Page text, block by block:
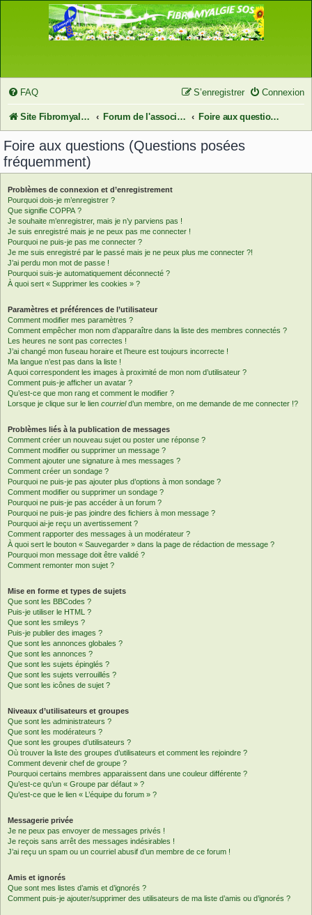
FAQ Connexion
S’enregistrer
Site FibromyalgieSOS Forum de l'association FibromyalgieSOS Foire aux questions (Questions posées fréquemment)
Foire aux questions (Questions posées
fréquemment)
Problèmes de connexion et d’enregistrement
Pourquoi dois-je m’enregistrer ?
Que signifie COPPA ?
Je souhaite m’enregistrer, mais je n’y parviens pas !
Je suis enregistré mais je ne peux pas me connecter !
Pourquoi ne puis-je pas me connecter ?
Je me suis enregistré par le passé mais je ne peux plus me connecter ?!
J’ai perdu mon mot de passe !
Pourquoi suis-je automatiquement déconnecté ?
À quoi sert « Supprimer les cookies » ?
Paramètres et préférences de l’utilisateur
Comment modifier mes paramètres ?
Comment empêcher mon nom d’apparaître dans la liste des membres connectés ?
Les heures ne sont pas correctes !
J’ai changé mon fuseau horaire et l’heure est toujours incorrecte !
Ma langue n’est pas dans la liste !
A quoi correspondent les images à proximité de mon nom d’utilisateur ?
Comment puis-je afficher un avatar ?
Qu’est-ce que mon rang et comment le modifier ?
Lorsque je clique sur le lien courrield’un membre, on me demande de me connecter !?
Problèmes liés à la publication de messages
Comment créer un nouveau sujet ou poster une réponse ?
Comment modifier ou supprimer un message ?
Comment ajouter une signature à mes messages ?
Comment créer un sondage ?
Pourquoi ne puis-je pas ajouter plus d’options à mon sondage ?
Comment modifier ou supprimer un sondage ?
Pourquoi ne puis-je pas accéder à un forum ?
Pourquoi ne puis-je pas joindre des fichiers à mon message ?
Pourquoi ai-je reçu un avertissement ?
Comment rapporter des messages à un modérateur ?
À quoi sert le bouton « Sauvegarder » dans la page de rédaction de message ?
Pourquoi mon message doit être validé ?
Comment remonter mon sujet ?
Mise en forme et types de sujets
Que sont les BBCodes ?
Puis-je utiliser le HTML ?
Que sont les smileys ?
Puis-je publier des images ?
Que sont les annonces globales ?
Que sont les annonces ?
Que sont les sujets épinglés ?
Que sont les sujets verrouillés ?
Que sont les icônes de sujet ?
Niveaux d’utilisateurs et groupes
Que sont les administrateurs ?
Que sont les modérateurs ?
Que sont les groupes d’utilisateurs ?
Où trouver la liste des groupes d’utilisateurs et comment les rejoindre ?
Comment devenir chef de groupe ?
Pourquoi certains membres apparaissent dans une couleur différente ?
Qu’est-ce qu’un « Groupe par défaut » ?
Qu’est-ce que le lien « L’équipe du forum » ?
Messagerie privée
Je ne peux pas envoyer de messages privés !
Je reçois sans arrêt des messages indésirables !
J’ai reçu un spam ou un courriel abusif d’un membre de ce forum !
Amis et ignorés
Que sont mes listes d’amis et d’ignorés ?
Comment puis-je ajouter/supprimer des utilisateurs de ma liste d’amis ou d’ignorés ?